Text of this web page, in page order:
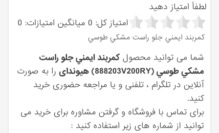
لطفاً امتیاز دهید
امتیاز کل: 0 میانگین امتیازات: 0
كمربند ايمني جلو راست مشكي طوسي
شما می توانید محصولكمربند ايمني جلو راست
مشكي طوسي (888203V200RY) هیوندای
را به صورت
آنلاین در تلگرام ، تلفنی و یا مراجعه حضوری خرید
کنید.
برای تماس با فروشگاه و گرفتن مشاوره برای خرید می
توانید از شماره های زیر استفاده کنید :